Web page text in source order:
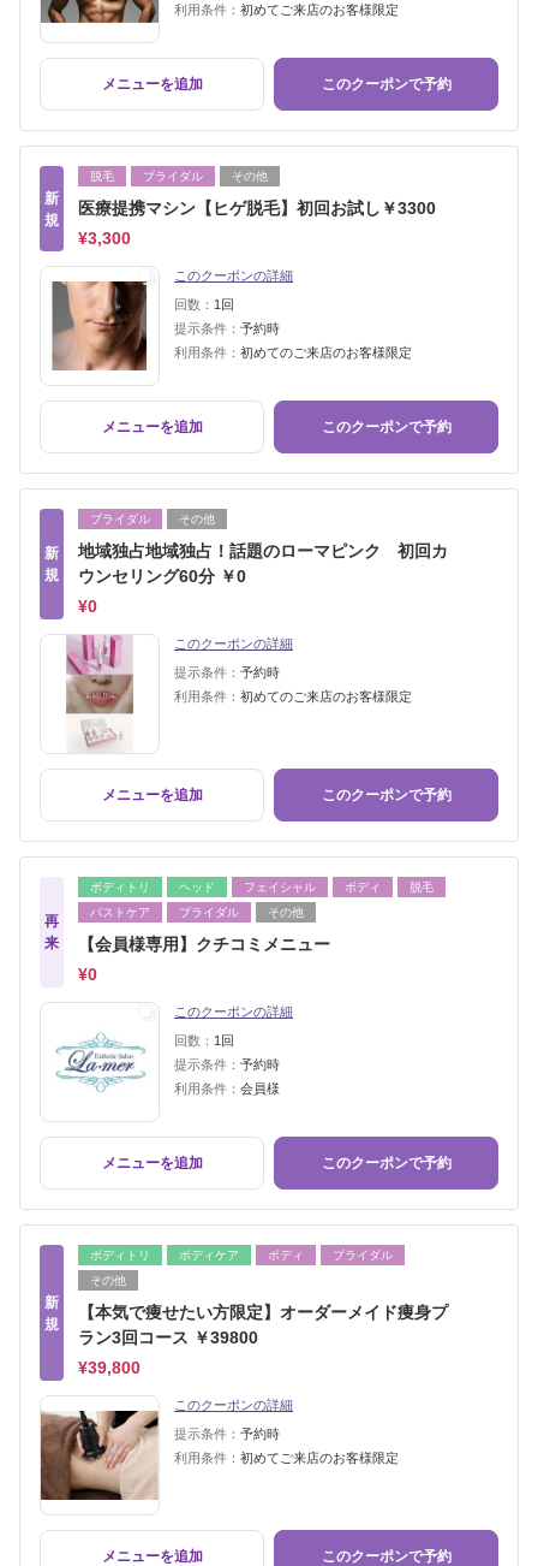
利用条件： 初めてご来店のお客様限定
メニューを追加 このクーポンで予約
新
規
脱毛 ブライダル その他
医療提携マシン【ヒゲ脱毛】初回お試し￥3300
¥3,300
このクーポンの詳細
回数： 1回
提示条件： 予約時
利用条件： 初めてのご来店のお客様限定
メニューを追加 このクーポンで予約
新
規
ブライダル その他
地域独占地域独占！話題のローマピンク 初回カ
ウンセリング60分 ￥0
¥0
このクーポンの詳細
提示条件： 予約時
利用条件： 初めてのご来店のお客様限定
メニューを追加 このクーポンで予約
再
来
ボディトリ ヘッド フェイシャル ボディ
脱毛
バストケア
ブライダル その他
【会員様専用】クチコミメニュー
¥0
このクーポンの詳細
回数： 1回
提示条件： 予約時
利用条件： 会員様
メニューを追加 このクーポンで予約
新
規
ボディトリ ボディケア ボディ
ブライダル
その他
【本気で痩せたい方限定】オーダーメイド痩身プ
ラン3回コース ￥39800
¥39,800
このクーポンの詳細
提示条件： 予約時
利用条件： 初めてご来店のお客様限定
メニューを追加 このクーポンで予約